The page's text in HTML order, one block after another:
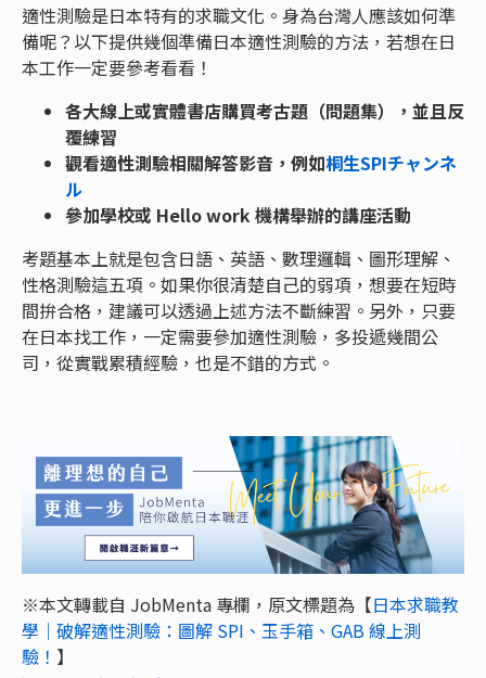
適性測驗是日本特有的求職文化。身為台灣人應該如何準
備呢？以下提供幾個準備日本適性測驗的方法，若想在日
本工作一定要參考看看！
各大線上或實體書店購買考古題（問題集），並且反
覆練習
觀看適性測驗相關解答影音，例如桐生SPIチャンネ
ル
參加學校或 Hello work 機構舉辦的講座活動
考題基本上就是包含日語、英語、數理邏輯、圖形理解、
性格測驗這五項。如果你很清楚自己的弱項，想要在短時
間拚合格，建議可以透過上述方法不斷練習。另外，只要
在日本找工作，一定需要參加適性測驗，多投遞幾間公
司，從實戰累積經驗，也是不錯的方式。
※本文轉載自 JobMenta 專欄，原文標題為【日本求職教
學｜破解適性測驗：圖解 SPI、玉手箱、GAB 線上測
驗！ 】